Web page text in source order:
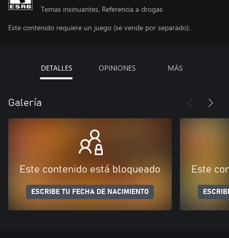
Temas insinuantes, Referencia a drogas
Este contenido requiere un juego (se vende por separado).
DETALLES OPINIONES MÁS
Galería
Este contenido está bloqueado
ESCRIBE TU FECHA DE NACIMIENTO
Este